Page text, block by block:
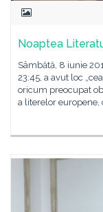
Noaptea
Sâmbătă, 8 iunie
23:45, a avut loc
oricum preocupat
a literelor europene,